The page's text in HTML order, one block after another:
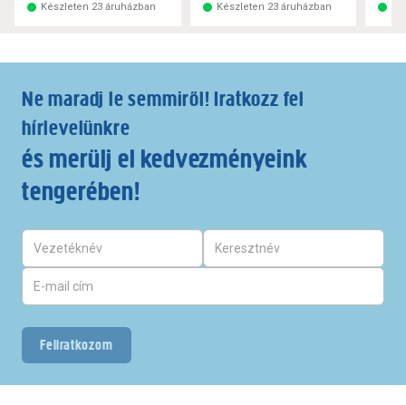
Készleten 23 áruházban
Készleten 23 áruházban
Ne maradj le semmiről! Iratkozz fel
hírlevelünkre
és merülj el kedvezményeink
tengerében!
Feliratkozom